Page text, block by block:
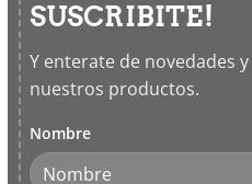
SUSCRIBITE!
Y enterate de novedades
nuestros productos.
Nombre